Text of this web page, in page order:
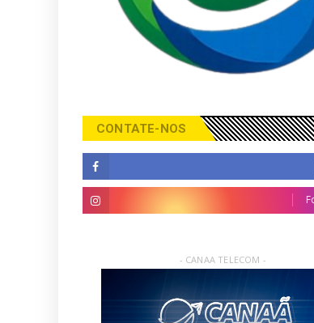
CONTATE-NOS
- CANAA TELECOM -